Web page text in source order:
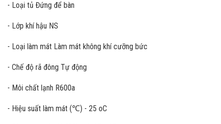
- Loại tủ Đứng để bàn
- Lớp khí hậu NS
- Loại làm mát Làm mát không khí cưỡng bức
- Chế độ rã đông Tự động
- Môi chất lạnh R600a
- Hiệu suất làm mát (℃) - 25 oC